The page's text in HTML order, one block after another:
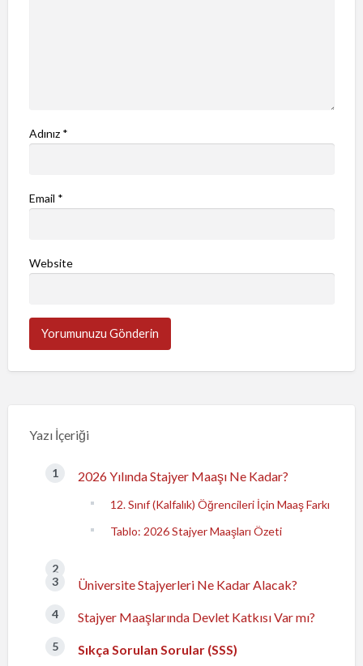
Adınız *
Email *
Website
Yazı İçeriği
2026 Yılında Stajyer Maaşı Ne Kadar?
12. Sınıf (Kalfalık) Öğrencileri İçin Maaş Farkı
Tablo: 2026 Stajyer Maaşları Özeti
Üniversite Stajyerleri Ne Kadar Alacak?
Stajyer Maaşlarında Devlet Katkısı Var mı?
Sıkça Sorulan Sorular (SSS)